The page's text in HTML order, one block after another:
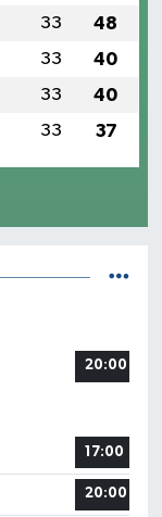
33 48
33 40
33 40
33 37
20:00
17:00
20:00